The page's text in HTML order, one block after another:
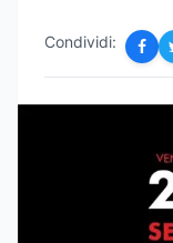
Condividi: